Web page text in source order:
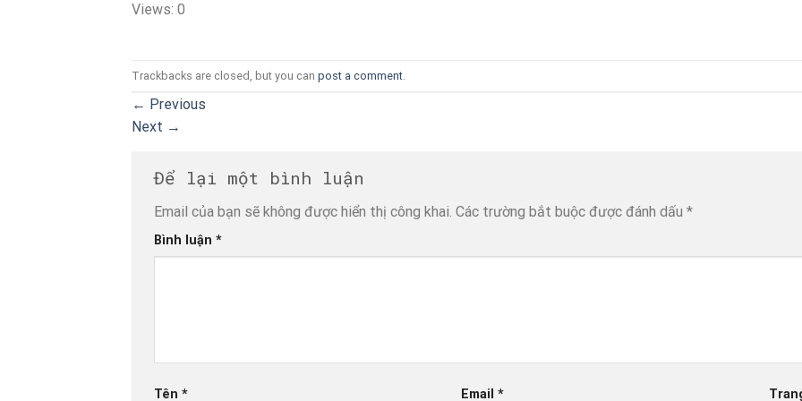
Views: 0
Trackbacks are closed, but you can post a comment
← Previous
Next →
Để lại một bình luận
Email của bạn sẽ không được hiển thị công khai. Các trường bắt buộc được đánh dấu *
Bình luận *
Tên * Email*